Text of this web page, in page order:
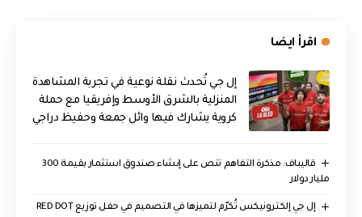
اقرأ ايضا
إل جي تُحدث نقلة نوعية في تجربة المشاهدة
المنزلية بالشرق الأوسط وإفريقيا مع حملة
كروية يشارك فيها وائل جمعة وحفيظ دراجي
قاليباف: مذكرة التفاهم تنص على إنشاء صندوق استثمار بقيمة 300
مليار دولار
إل جي إلكترونيكس تُكرّم لتميزها في التصميم في حفل توزيع RED DOT